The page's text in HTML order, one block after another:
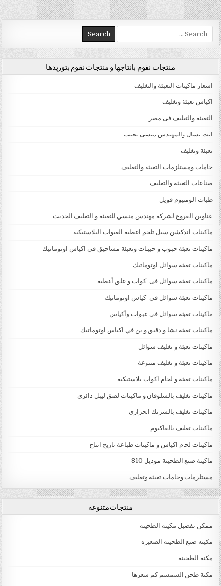
Search for:
منتجات نقوم بانتاجها و منتجات نقوم بتوريدها
اسعار ماكينات التعبئة والتغليف
اكياس تعبئة وتغليف
التعبئة والتغليف فى مصر
انت تسال والمهندس منسى يجيب
تعبئة وتغليف
خامات ومستلزمات التعبئة والتغليف
صناعات التعبئة والتغليف
طبات الومنيوم فويل
عناوين الفروع لشركة مهندس منسي للتعبئة و التغليف الحديث
ماكينات اندكشن سيل تلحم اغطية العبوات البلاستيكية
ماكينات تعبئة حبوب و حبيبات وتعبئة مساحيق في اكياس اوتوماتيك
ماكينات تعبئة سوائل اوتوماتيك
ماكينات تعبئة سوائل فى اكواب و غلق أغطية
ماكينات تعبئة سوائل في اكياس اوتوماتيك
ماكينات تعبئة سوائل في عبوات وأكياس
ماكينات تعبئة نشا و دقيق و بن في اكياس اوتوماتيك
ماكينات تعبئة و تغليف سوائل
ماكينات تعبئة و تغليف متنوعة
ماكينات تعبئة و لحام اكواب بلاستيكية
ماكينات تغليف بالسلوفان و ماكينات لصق ليبل دائرى
ماكينات تغليف بالشرنك الحرارى
ماكينات تغليف بالفاكيوم
ماكينات لحام اكياس و ماكينات طباعة تاريخ انتاج
ماكينة صنع الطحينة موديل 810
مستلزمات وخامات تعبئة وتغليف
منتجات متنوعه
ممكن تفصيل مكينه الطحينه
مكينة صنع الطحينة الصغيرة
مكنه الطحينه
مكنة طحن السمسم كم سعرها